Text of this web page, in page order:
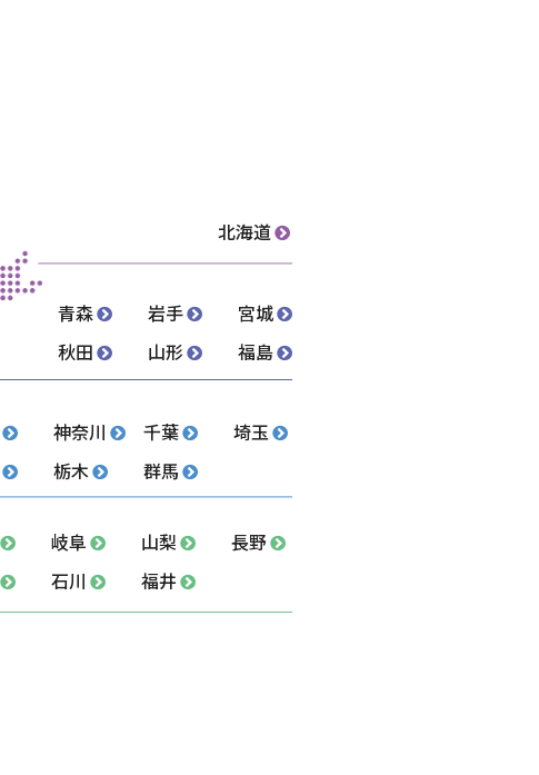
北海道
青森 岩手
宮城
秋田
山形 福島
神奈川 千葉
埼玉
栃木 群馬
岐阜 山梨
長野
石川 福井